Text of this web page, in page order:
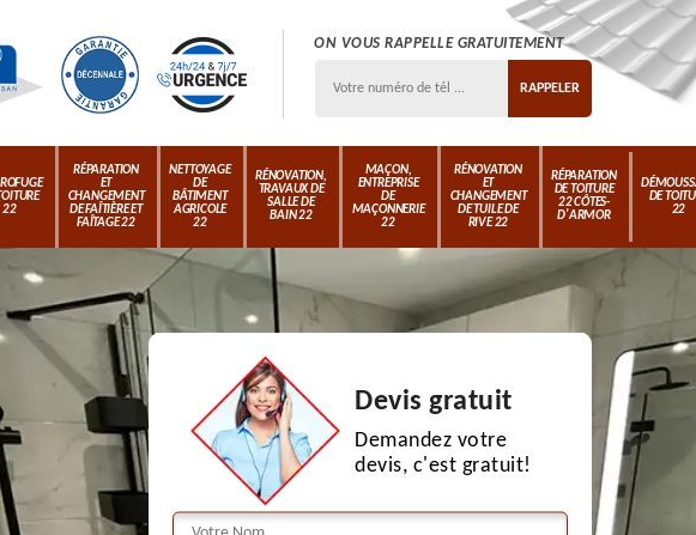
ON VOUS RAPPELLE GRATUITEMENT
22
RÉPARATION
ET
CHANGEMENT
DE FAÎTIÈRE ET
FAÎTAGE 22
NETTOYAGE
DE
BÂTIMENT
AGRICOLE
22
RÉNOVATION,
TRAVAUX DE
SALLE DE
BAIN 22
MAÇON,
ENTREPRISE
DE
MAÇONNERIE
22
RÉNOVATION
ET
CHANGEMENT
DE TUILE DE
RIVE 22
RÉPARATION
DE TOITURE
22 CÔTES-
D'ARMOR
DE
22
Devis gratuit
Demandez votre
devis, c'est gratuit!